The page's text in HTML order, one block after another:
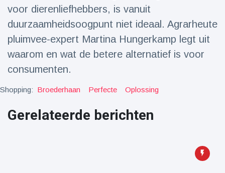
Laatste nieuws
Draakachtig
zeedier
op
Adembenemende
beelden:
voor dierenliefhebbers, is vanuit
duurzaamheidsoogpunt niet ideaal. Agrarheute
pluimvee-expert Martina Hungerkamp legt uit
waarom en wat de betere alternatief is voor
consumenten.
Shopping: Broederhaan Perfecte Oplossing
Gerelateerde berichten